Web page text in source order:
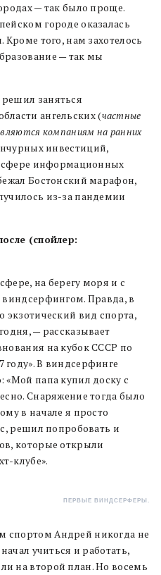
— так было проще.
городе оказалась
Кроме того, нам захотелось
— так мы
заняться
ангельских (частные
компаниям на ранних
инвестиций,
сфере информационных
Бостонский марафон,
из-за пандемии
(спойлер:
на берегу моря и с
виндсерфингом. Правда, в
экзотический вид спорта,
— рассказывает
на кубок СССР по
В виндсерфинге
«Мой папа купил доску с
Снаряжение тогда было
в начале я просто
решил попробовать и
которые открыли
клубе».
ПЕРВЫЕ ВИНДСЕРФЕРЫ.
спортом Андрей никогда не
учиться и работать,
на второй план. Но восемь